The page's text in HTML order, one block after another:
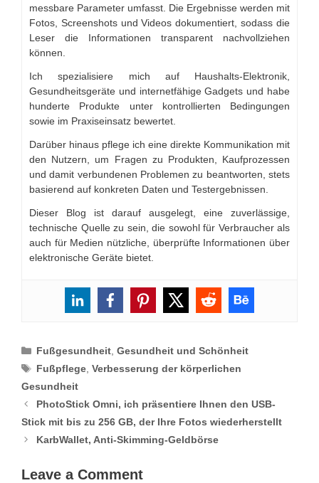
messbare Parameter umfasst. Die Ergebnisse werden mit
Fotos, Screenshots und Videos dokumentiert, sodass die
Leser die Informationen transparent nachvollziehen
können.
Ich spezialisiere mich auf Haushalts-Elektronik,
Gesundheitsgeräte und internetfähige Gadgets und habe
hunderte Produkte unter kontrollierten Bedingungen
sowie im Praxiseinsatz bewertet.
Darüber hinaus pflege ich eine direkte Kommunikation mit
den Nutzern, um Fragen zu Produkten, Kaufprozessen
und damit verbundenen Problemen zu beantworten, stets
basierend auf konkreten Daten und Testergebnissen.
Dieser Blog ist darauf ausgelegt, eine zuverlässige,
technische Quelle zu sein, die sowohl für Verbraucher als
auch für Medien nützliche, überprüfte Informationen über
elektronische Geräte bietet.
Categories
Fußgesundheit ,Gesundheit und Schönheit
Tags
Fußpflege ,Verbesserung der körperlichen
Gesundheit
PhotoStick Omni, ich präsentiere Ihnen den USB-
Stick mit bis zu 256 GB, der Ihre Fotos wiederherstellt
KarbWallet, Anti-Skimming-Geldbörse
Leave a Comment